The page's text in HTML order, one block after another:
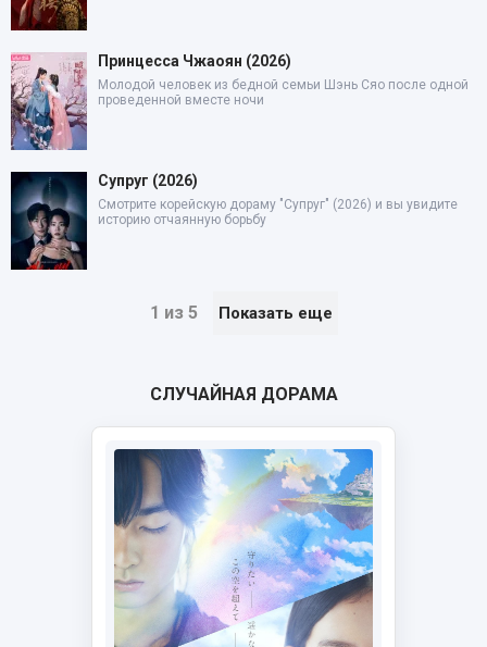
Принцесса Чжаоян (2026)
Молодой человек из бедной семьи Шэнь Сяо после одной
проведенной вместе ночи
Супруг (2026)
Смотрите корейскую дораму "Супруг" (2026) и вы увидите
историю отчаянную борьбу
1 из 5 Показать еще
СЛУЧАЙНАЯ ДОРАМА